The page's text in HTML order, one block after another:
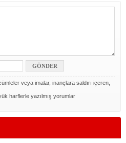
veya imalar, inançlara saldırı içeren,
harflerle yazılmış yorumlar